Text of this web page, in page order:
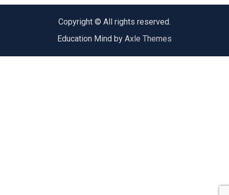
Copyright © All rights reserved.
Education Mind by Axle Themes